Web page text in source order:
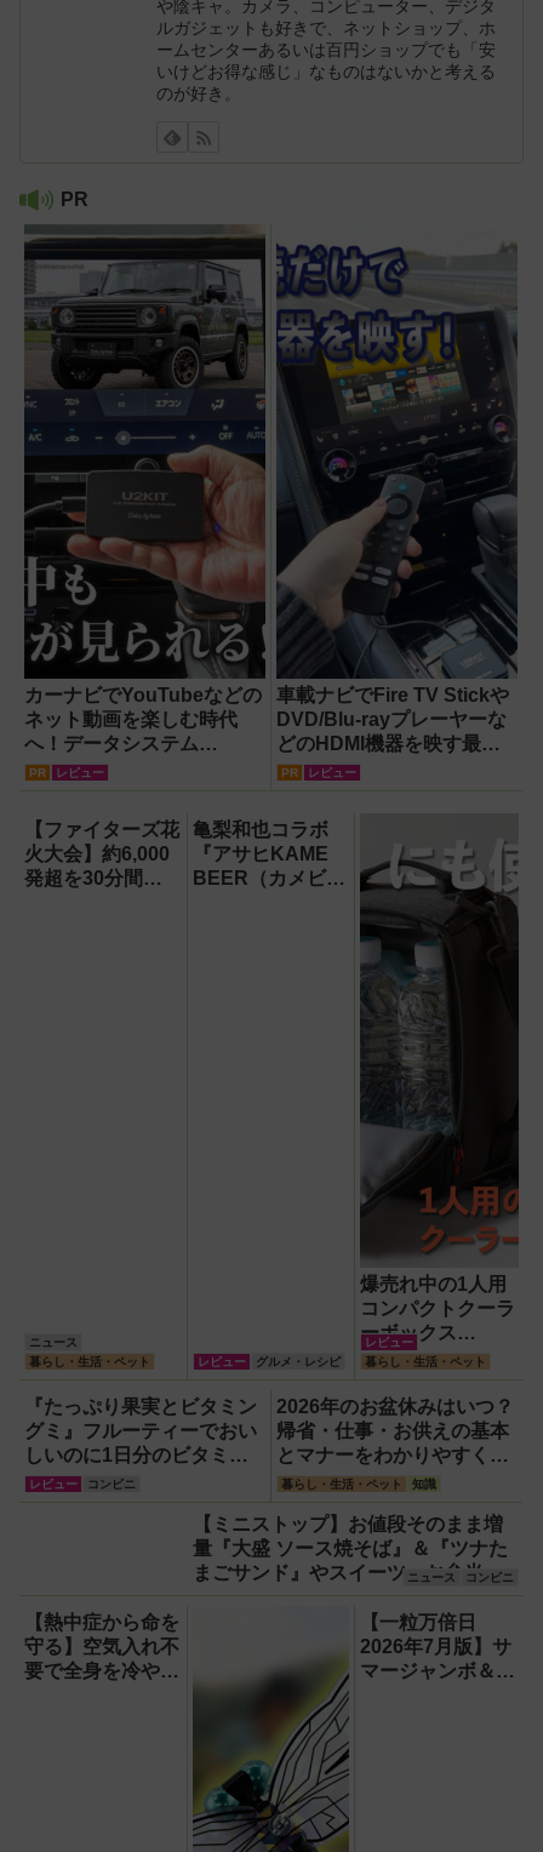
や陰キャ。カメラ、コンピューター、デジタ
ルガジェットも好きで、ネットショップ、ホ
ームセンターあるいは百円ショップでも「安
いけどお得な感じ」なものはないかと考える
のが好き。
PR
カーナビでYouTubeなどの
ネット動画を楽しむ時代
へ！データシステム
『U2KIT』がドライブを変
PR レビュー
車載ナビでFire TV Stickや
DVD/Blu-rayプレーヤーな
どのHDMI機器を映す最短
ルート。USB接続だけで
ス化できる新機軸アダプタ
ーを徹底解説【データシス
テム『USBKIT』】
PR レビュー
【ファイターズ花
火大会】約6,000
発超を30分間打
ニュース
暮らし・生活・ペット
亀梨和也コラボ
『アサヒKAME
BEER（カメビア
レビュー グルメ・レシピ
爆売れ中の1人用
コンパクトクーラ
ーボックス
HUGEL「エアロ
ゲルソフトクーラ
ー4L」【アイリ
スオーヤマ】！宇
宙服の技術で保冷
力も異次元だった
レビュー
暮らし・生活・ペット
『たっぷり果実とビタミン
グミ』フルーティーでおい
しいのに1日分のビタミン
もとれるって!?【食べてみ
た】
レビュー コンビニ
2026年のお盆休みはいつ？
帰省・仕事・お供えの基本
とマナーをわかりやすく解
説
暮らし・生活・ペット 知識
【ミニストップ】お値段そのまま増
量『大盛 ソース焼そば』＆『ツナた
まごサンド』やスイーツ・お弁当な
ど注目のベストイレブン！
ニュース コンビニ
【熱中症から命を
守る】空気入れ不
要で全身を冷やす
【一粒万倍日
2026年7月版】サ
マージャンボ＆財